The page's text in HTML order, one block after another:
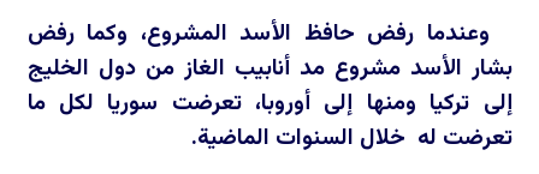
وعندما رفض حافظ الأسد المشروع، وكما رفض
بشار الأسد مشروع مد أنابيب الغاز من دول الخليج
إلى تركيا ومنها إلى أوروبا، تعرضت سوريا لكل ما
تعرضت له خلال السنوات الماضية.